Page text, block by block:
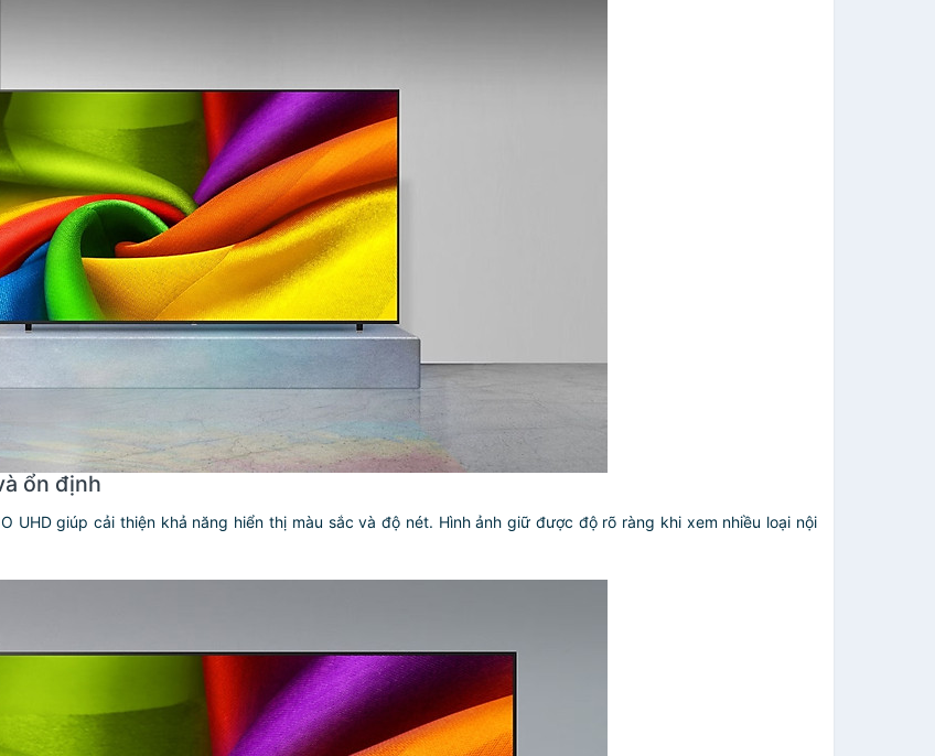
ổn định
UHD giúp cải thiện khả năng hiển thị màu sắc và độ nét. Hình ảnh giữ được độ rõ ràng khi xem nhiều loại nội